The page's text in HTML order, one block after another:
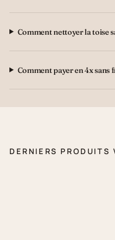
Comment nettoyer la toise
Comment payer en 4x sans
DERNIERS PRODUITS